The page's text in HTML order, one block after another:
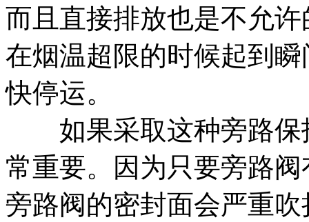
而且直接排放也是不允
在烟温超限的时候起到
快停运。
如果采取这种旁路保
常重要。因为只要旁路
旁路阀的密封面会严重